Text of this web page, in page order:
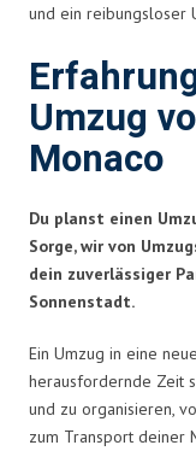
und ein reibungsloser
Umzug
Monaco
Du planst einen
Sorge, wir von
dein zuverlässiger
Sonnenstadt.
Ein Umzug in eine
herausfordernde Zeit
und zu organisieren,
zum Transport deiner